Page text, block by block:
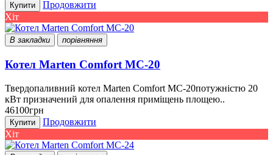
Купити
Продовжити
Хіт
В закладки порівняння
Котел Marten Comfort MC-20
Твердопаливний котел Marten Comfort MC-20потужністю 20
кВт призначений для опалення приміщень площею..
46100грн
Купити
Продовжити
Хіт